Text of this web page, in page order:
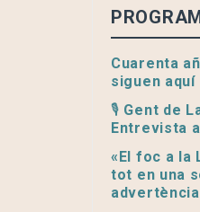
Cuarenta
siguen aquí
🎙️ Gent de
Entrevista
«El foc a la
tot en una